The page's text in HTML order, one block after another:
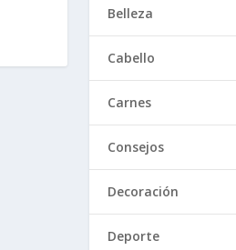
Belleza
Cabello
Carnes
Consejos
Decoración
Deporte